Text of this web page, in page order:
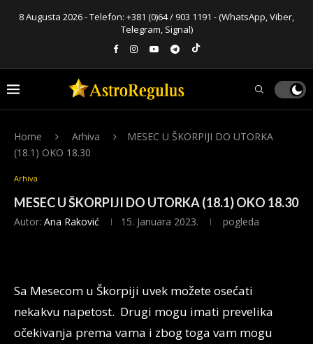
8 Augusta 2026 - Telefon: +381 (0)64 / 903 1191 - (WhatsApp, Viber,
Telegram, Signal)
Home Arhiva
MESEC U ŠKORPIJI DO UTORKA
(18.1) OKO 18.30
Arhiva
MESEC U ŠKORPIJI DO UTORKA (18.1) OKO 18.30
Autor: Ana Raković 15. Januara 2023. pogleda
Sa Mesecom u Škorpiji uvek možete osećati
nekakvu napetost. Drugi mogu imati prevelika
očekivanja prema vama i zbog toga vam mogu